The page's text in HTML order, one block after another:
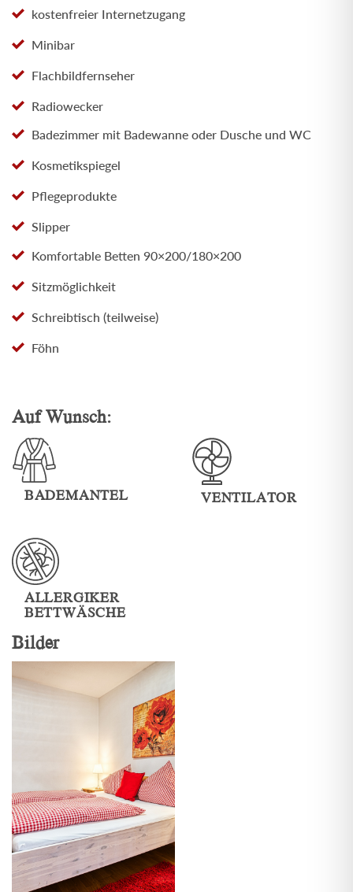
kostenfreier Internetzugang
Minibar
Flachbildfernseher
Radiowecker
Badezimmer mit Badewanne oder Dusche und WC
Kosmetikspiegel
Pflegeprodukte
Slipper
Komfortable Betten 90×200/180×200
Sitzmöglichkeit
Schreibtisch (teilweise)
Föhn
Auf Wunsch:
BADEMANTEL VENTILATOR
ALLERGIKER
BETTWÄSCHE
Bilder